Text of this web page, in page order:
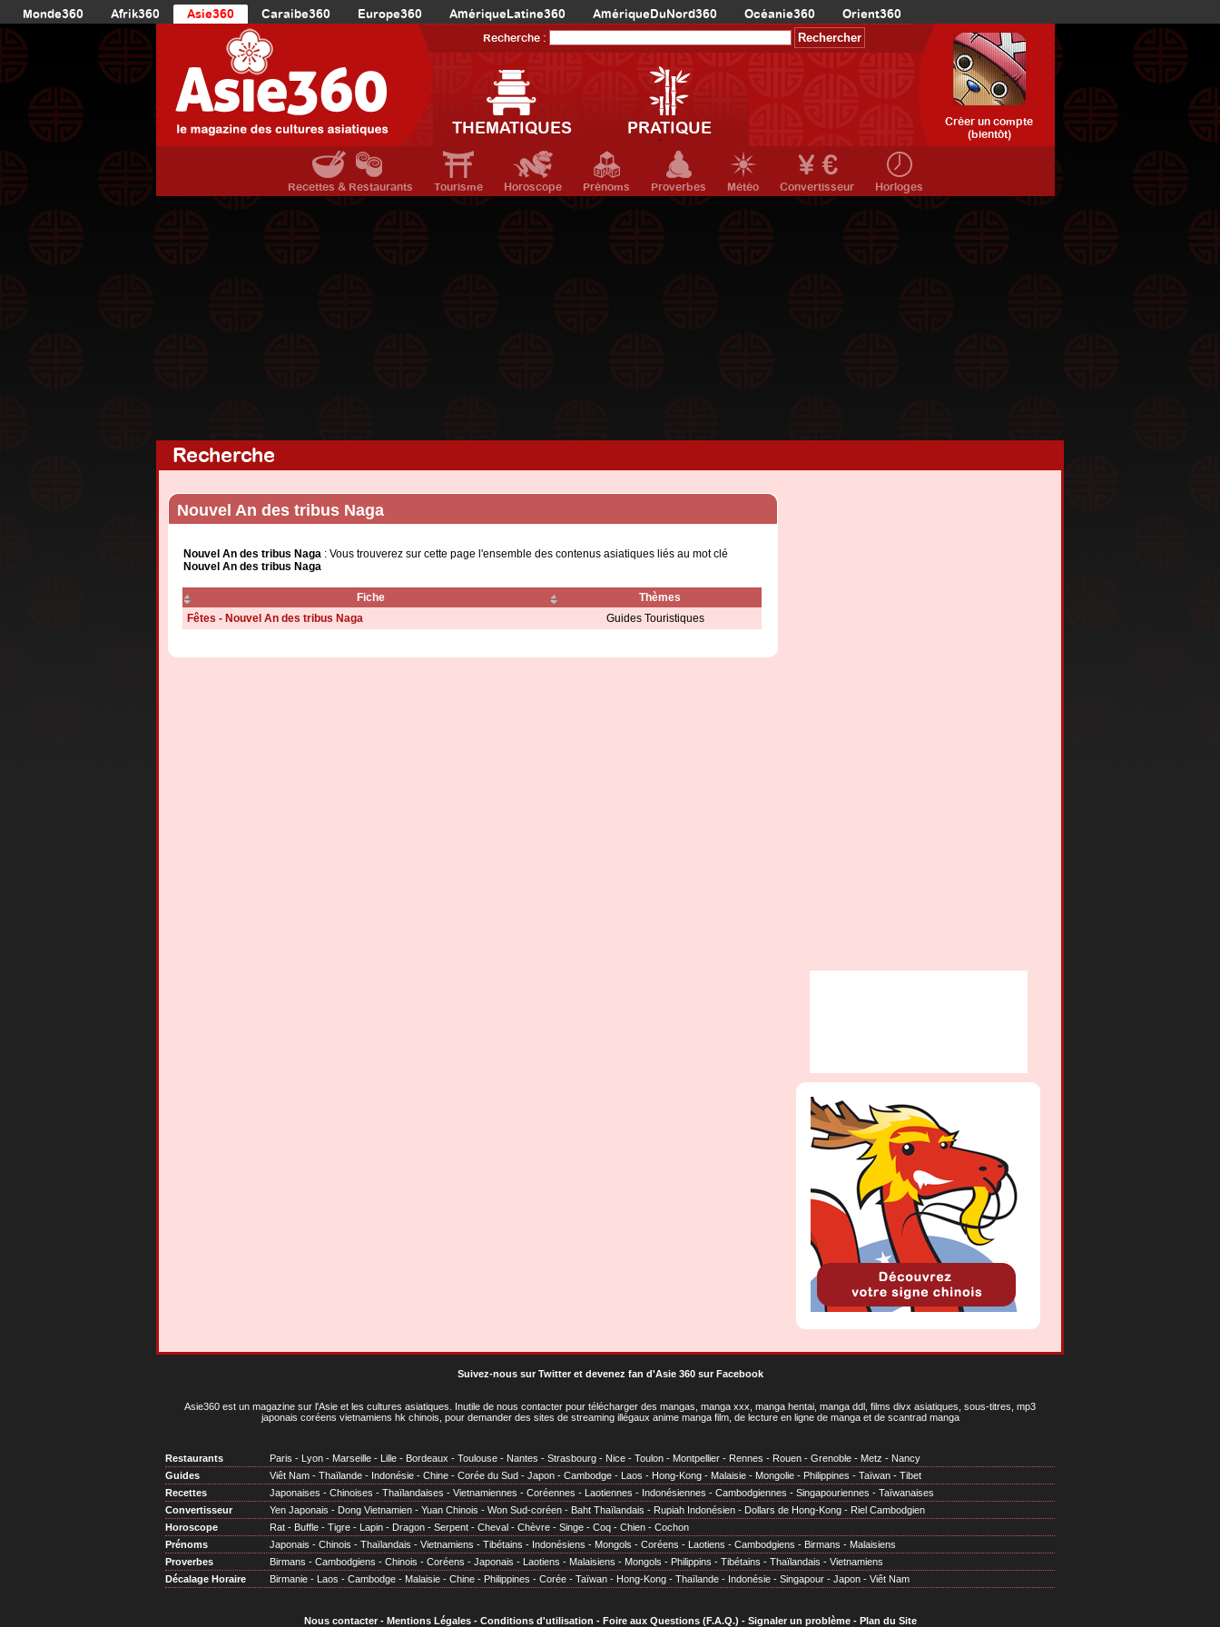
Monde360 Afrik360 Asie360 Caraibe360 Europe360 AmériqueLatine360 AmériqueDuNord360 Océanie360 Orient360
Recherche :
THEMATIQUES PRATIQUE
Créer un compte
(bientôt)
Recettes & Restaurants Tourisme Horoscope Prénoms Proverbes Météo Convertisseur Horloges
Recherche
Nouvel An des tribus Naga
Nouvel An des tribus Naga : Vous trouverez sur cette page l'ensemble des contenus asiatiques liés au mot clé
Nouvel An des tribus Naga
Fiche
Thèmes
Fêtes - Nouvel An des tribus Naga
Guides Touristiques
Suivez-nous sur Twitteret devenez fan d'Asie 360 sur Facebook
Asie360 est un magazine sur l'Asie et les cultures asiatiques . Inutile de nous contacter pour télécharger des mangas, manga xxx, manga hentai, manga ddl, films divx asiatiques, sous-titres, mp3
japonais coréens vietnamiens hk chinois, pour demander des sites de streaming illégaux anime manga film, de lecture en ligne de manga et de scantrad manga
Restaurants Paris - Lyon - Marseille - Lille - Bordeaux - Toulouse - Nantes - Strasbourg - Nice - Toulon - Montpellier - Rennes - Rouen - Grenoble - Metz - Nancy
Guides
Viêt Nam - Thaïlande - Indonésie - Chine - Corée du Sud - Japon - Cambodge - Laos - Hong-Kong - Malaisie - Mongolie - Philippines - Taïwan - Tibet
Recettes
Japonaises - Chinoises - Thaïlandaises - Vietnamiennes - Coréennes - Laotiennes - Indonésiennes - Cambodgiennes - Singapouriennes - Taïwanaises
Convertisseur
Yen Japonais - Dong Vietnamien - Yuan Chinois - Won Sud-coréen - Baht Thaïlandais - Rupiah Indonésien - Dollars de Hong-Kong - Riel Cambodgien
Horoscope
Rat - Buffle - Tigre - Lapin - Dragon - Serpent - Cheval - Chèvre - Singe - Coq - Chien - Cochon
Prénoms
Japonais - Chinois - Thaïlandais - Vietnamiens - Tibétains - Indonésiens - Mongols - Coréens - Laotiens - Cambodgiens - Birmans - Malaisiens
Proverbes
Birmans - Cambodgiens - Chinois - Coréens - Japonais - Laotiens - Malaisiens - Mongols - Philippins - Tibétains - Thaïlandais - Vietnamiens
Décalage Horaire
Birmanie - Laos - Cambodge - Malaisie - Chine - Philippines - Corée - Taïwan - Hong-Kong - Thaïlande - Indonésie - Singapour - Japon - Viêt Nam
Nous contacter- Mentions Légales- Conditions d'utilisation - Foire aux Questions (F.A.Q.) - Signaler un problème- Plan du Site